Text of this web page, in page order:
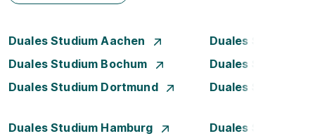
Duales Studium Aachen
Duales Studium
Duales Studium Bochum
Duales Studium
Duales Studium Dortmund
Duales Studium
Duales Studium Hamburg
Duales Studium